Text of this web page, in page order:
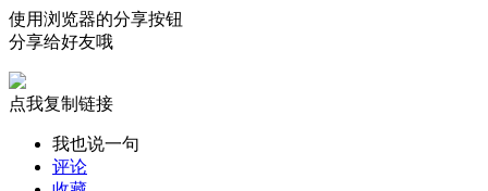
使用浏览器的分享按钮
分享给好友哦
点我复制链接
我也说一句
评论